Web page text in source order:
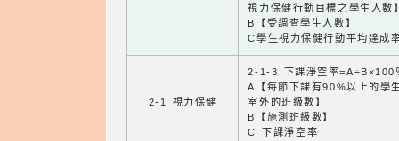
視力保健行動目標之學生人數
B【受調查學生人數】
C學生視力保健行動平均達成
2-1 視力保健
2-1-3 下課淨空率=A÷B×100
A【每節下課有90%以上的學
室外的班級數】
B【施測班級數】
C 下課淨空率